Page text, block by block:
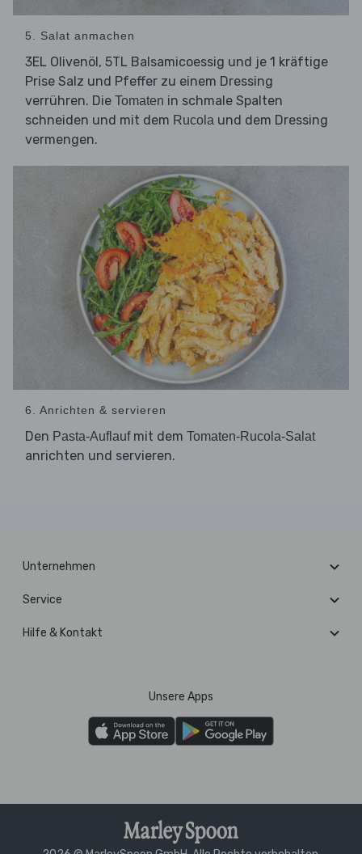
5. Salat anmachen
3EL Olivenöl, 5TL Balsamicoessig und je 1 kräftige
Prise Salz und Pfeffer zu einem Dressing
verrühren. Die Tomaten in schmale Spalten
schneiden und mit dem Rucola und dem Dressing
vermengen.
6. Anrichten & servieren
Den Pasta-Auflaufmit dem Tomaten-Rucola-Salat
anrichten und servieren.
Unternehmen
Service
Hilfe & Kontakt
Unsere Apps